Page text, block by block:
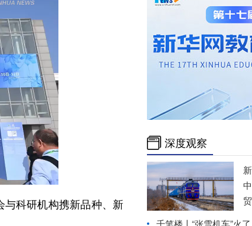
科研机构携新品种、新
深度观察
千笔楼丨“张雪机车”火